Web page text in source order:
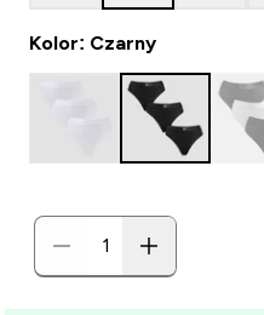
Kolor: Czarny